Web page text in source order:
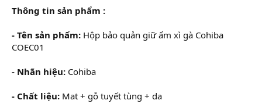
Thông tin sản phẩm :
- Tên sản phẩm: Hộp bảo quản giữ ẩm xì gà Cohiba
COEC01
- Nhãn hiệu: Cohiba
- Chất liệu: Mat + gỗ tuyết tùng + da